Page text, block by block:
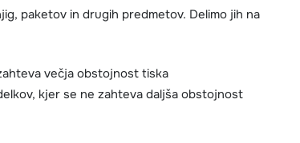
paketov in drugih predmetov. Delimo jih na
večja obstojnost tiska
kjer se ne zahteva daljša obstojnost